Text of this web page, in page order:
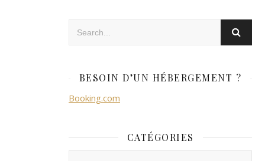
BESOIN D’UN HÉBERGEMENT ?
Booking.com
CATÉGORIES